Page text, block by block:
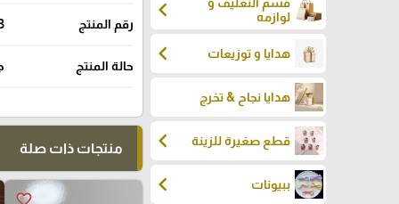
لوازمه
chevron_left
هدايا و توزيعات chevron_left
هدايا نجاح & تخرج
قطع صغيرة للزينة chevron_left
ببيونات chevron_left
رقم المنتج
حالة المنتج
منتجات ذات صلة
favorite_border